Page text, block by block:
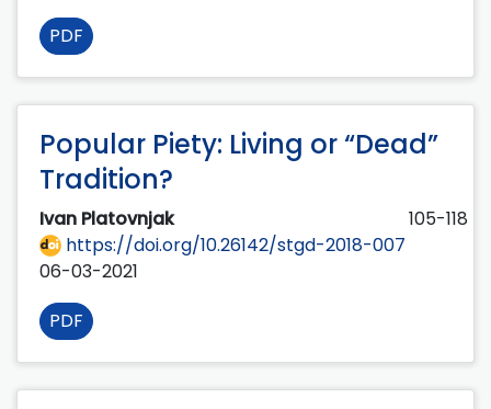
PDF
Popular Piety: Living or “Dead”
Tradition?
Ivan Platovnjak
105-118
https://doi.org/10.26142/stgd-2018-007
06-03-2021
PDF